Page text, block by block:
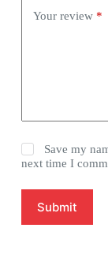
Your review *
Save my
next time I
Submit